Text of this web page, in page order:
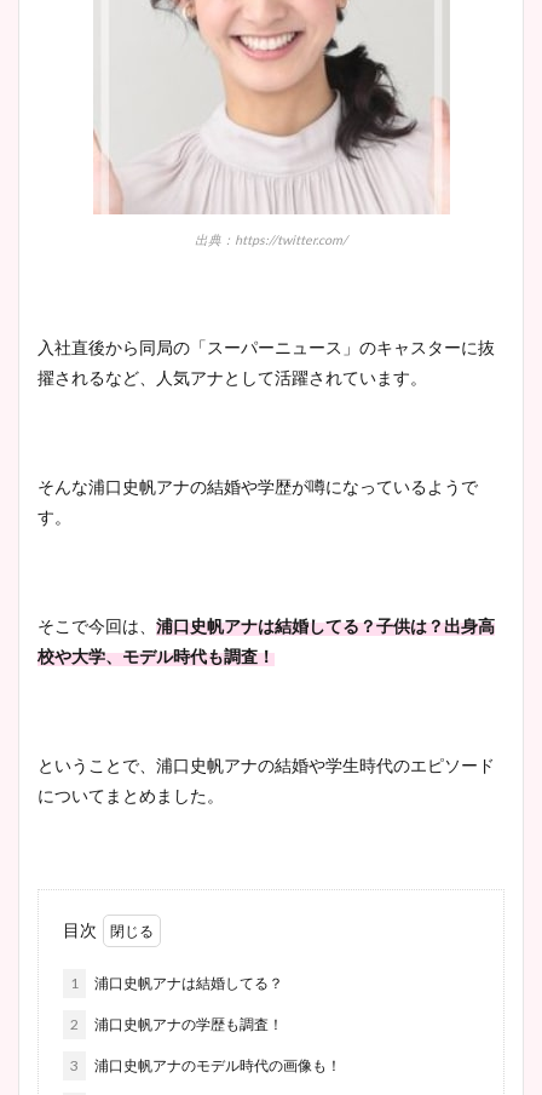
出典：https://twitter.com/
入社直後から同局の「スーパーニュース」のキャスターに抜
擢されるなど、人気アナとして活躍されています。
そんな浦口史帆アナの結婚や学歴が噂になっているようで
す。
そこで今回は、 浦口史帆アナは結婚してる？子供は？出身高
校や大学、モデル時代も調査！
ということで、浦口史帆アナの結婚や学生時代のエピソード
についてまとめました。
目次
1 浦口史帆アナは結婚してる？
2 浦口史帆アナの学歴も調査！
3 浦口史帆アナのモデル時代の画像も！